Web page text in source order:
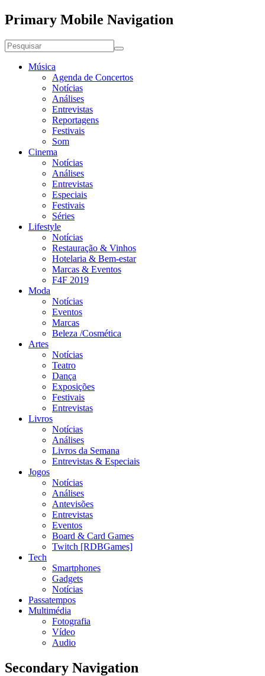
Primary Mobile Navigation
Música
Agenda de Concertos
Notícias
Análises
Entrevistas
Reportagens
Festivais
Som
Cinema
Notícias
Análises
Entrevistas
Especiais
Festivais
Séries
Lifestyle
Notícias
Restauração & Vinhos
Hotelaria & Bem-estar
Marcas & Eventos
F4F 2019
Moda
Notícias
Eventos
Marcas
Beleza /Cosmética
Artes
Notícias
Teatro
Dança
Exposições
Festivais
Entrevistas
Livros
Notícias
Análises
Livros da Semana
Entrevistas & Especiais
Jogos
Notícias
Análises
Antevisões
Entrevistas
Eventos
Board & Card Games
Twitch [RDBGames]
Tech
Smartphones
Gadgets
Notícias
Passatempos
Multimédia
Fotografia
Vídeo
Audio
Secondary Navigation